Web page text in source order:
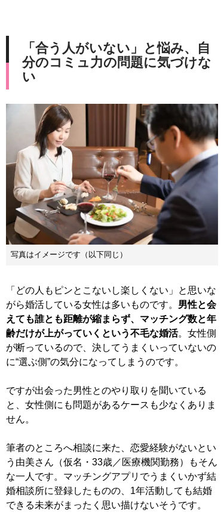
「合う人がいない」と悩み、自
分のコミュ力の問題に気づけな
い
写真はイメージです（以下同じ）
「どの人もピンとこないし楽しくない」と思いな
がら婚活している女性は多いものです。 男性と会
えても誰とも距離が縮まらず、マッチング数と年
齢だけが上がっていくという不毛な婚活。女性側
が断っているので、決してうまくいっていないの
に“選ぶ側”の気分になってしまうのです。
ですが出会った男性とのやり取りを聞いている
と、女性側にも問題があるケースも少なくありま
せん。
筆者のところへ相談に来た、恋愛経験がないとい
う由美さん（仮名・33歳／医療機関勤務）もそん
な一人です。マッチングアプリでうまくいかず結
婚相談所に登録したものの、1年活動しても結婚
できる未来がまったく思い描けないそうです。